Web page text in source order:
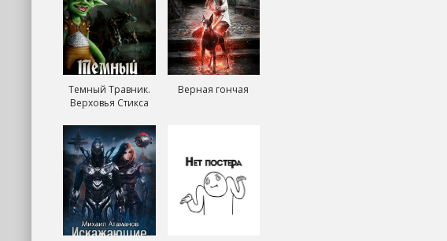
Темный Травник.
Верховья Стикса
Верная гончая